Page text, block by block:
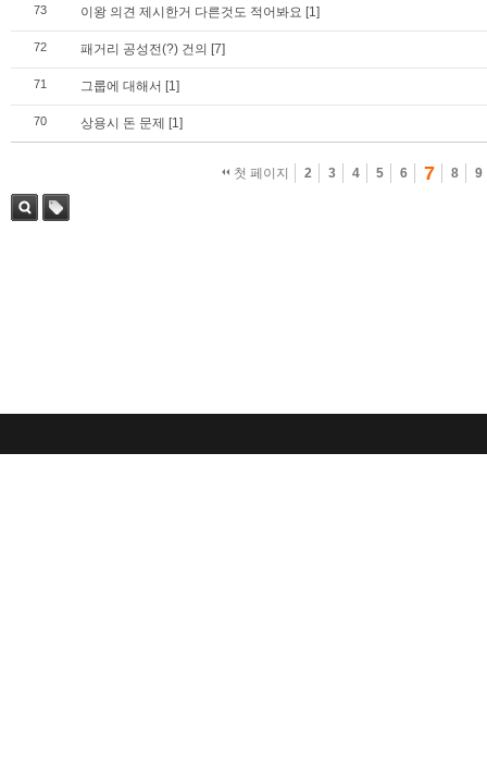
73 이왕 의견 제시한거 다른것도 적어봐요 [1]
72 패거리 공성전(?) 건의 [7]
71 그룹에 대해서 [1]
70 상용시 돈 문제 [1]
첫 페이지 2 3 4 5 6 7 8 9